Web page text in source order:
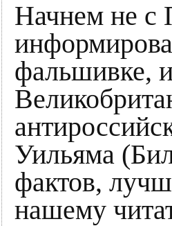
Начнем не с
фальшивке,
Уильяма
фактов,
нашему